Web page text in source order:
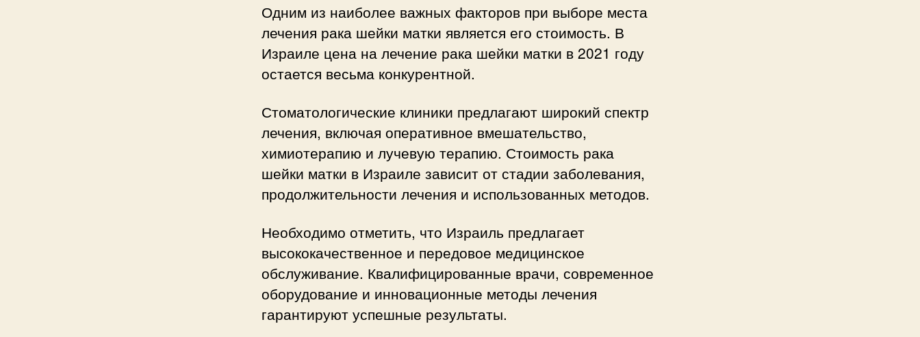
Одним из наиболее важных факторов при выборе места
лечения рака шейки матки является его стоимость. В
Израиле цена на лечение рака шейки матки в 2021 году
остается весьма конкурентной.
Стоматологические клиники предлагают широкий спектр
лечения, включая оперативное вмешательство,
химиотерапию и лучевую терапию. Стоимость рака
шейки матки в Израиле зависит от стадии заболевания,
продолжительности лечения и использованных методов.
Необходимо отметить, что Израиль предлагает
высококачественное и передовое медицинское
обслуживание. Квалифицированные врачи, современное
оборудование и инновационные методы лечения
гарантируют успешные результаты.